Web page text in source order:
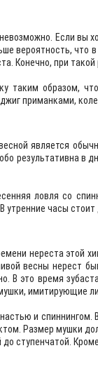
Если
вероятность, что
Конечно, при
таким образом,
приманками,
является
результативна в
ловля со
часы
нереста этой
весны нерест
В это время
имитирующие
и спиннингом.
Размер мушки
ступенчатой.